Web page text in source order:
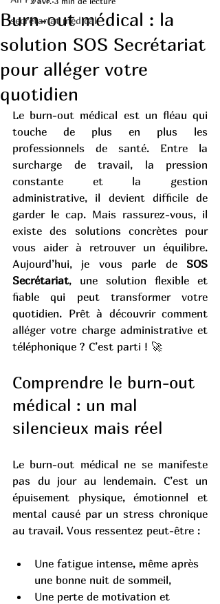
secrétariat médical
Burn-out médical : la
solution SOS Secrétariat
pour alléger votre
quotidien
Le burn-out médical est un fléau qui
touche de plus en plus les
professionnels de santé. Entre la
surcharge de travail, la pression
constante et la gestion
administrative, il devient difficile de
garder le cap. Mais rassurez-vous, il
existe des solutions concrètes pour
vous aider à retrouver un équilibre.
Aujourd’hui, je vous parle de SOS
Secrétariat, une solution flexible et
fiable qui peut transformer votre
quotidien. Prêt à découvrir comment
alléger votre charge administrative et
téléphonique ? C’est parti ! 🚀
Comprendre le burn-out
médical : un mal
silencieux mais réel
Le burn-out médical ne se manifeste
pas du jour au lendemain. C’est un
épuisement physique, émotionnel et
mental causé par un stress chronique
au travail. Vous ressentez peut-être :
Une fatigue intense, même après
une bonne nuit de sommeil,
Une perte de motivation et